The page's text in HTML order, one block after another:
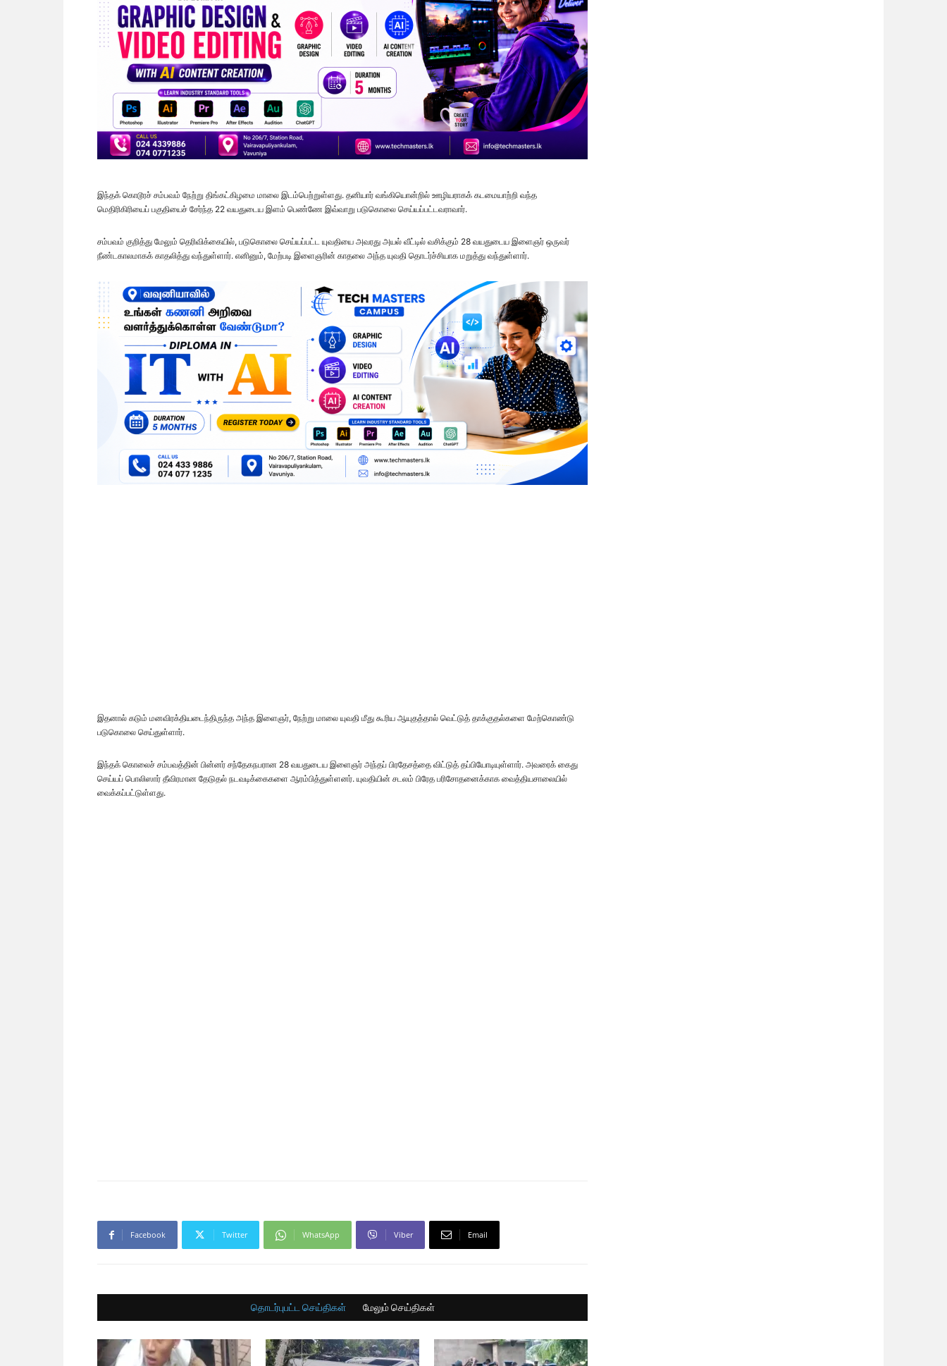
இந்தக் கொடூரச் சம்பவம் நேற்று திங்கட்கிழமை மாலை இடம்பெற்றுள்ளது. தனியார் வங்கியொன்றில் ஊழியராகக் கடமையாற்றி வந்த
மெதிரிகிரியைப் பகுதியைச் சேர்ந்த 22 வயதுடைய இளம் பெண்ணே இவ்வாறு படுகொலை செய்யப்பட்டவராவார்.
சம்பவம் குறித்து மேலும் தெரிவிக்கையில், படுகொலை செய்யப்பட்ட யுவதியை அவரது அயல் வீட்டில் வசிக்கும் 28 வயதுடைய இளைஞர் ஒருவர்
நீண்டகாலமாகக் காதலித்து வந்துள்ளார். எனினும், மேற்படி இளைஞரின் காதலை அந்த யுவதி தொடர்ச்சியாக மறுத்து வந்துள்ளார்.
இதனால் கடும் மனவிரக்தியடைந்திருந்த அந்த இளைஞர், நேற்று மாலை யுவதி மீது கூரிய ஆயுதத்தால் வெட்டுத் தாக்குதல்களை மேற்கொண்டு
படுகொலை செய்துள்ளார்.
இந்தக் கொலைச் சம்பவத்தின் பின்னர் சந்தேகநபரான 28 வயதுடைய இளைஞர் அந்தப் பிரதேசத்தை விட்டுத் தப்பியோடியுள்ளார். அவரைக் கைது
செய்யப் பொலிஸார் தீவிரமான தேடுதல் நடவடிக்கைகளை ஆரம்பித்துள்ளனர். யுவதியின் சடலம் பிரேத பரிசோதனைக்காக வைத்தியசாலையில்
வைக்கப்பட்டுள்ளது.
Facebook Twitter WhatsApp Viber Email
தொடர்புபட்ட செய்திகள் மேலும் செய்திகள்